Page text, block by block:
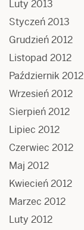
Luty 2013
Styczeń 2013
Grudzień 2012
Listopad 2012
Październik 2012
Wrzesień 2012
Sierpień 2012
Lipiec 2012
Czerwiec 2012
Maj 2012
Kwiecień 2012
Marzec 2012
Luty 2012